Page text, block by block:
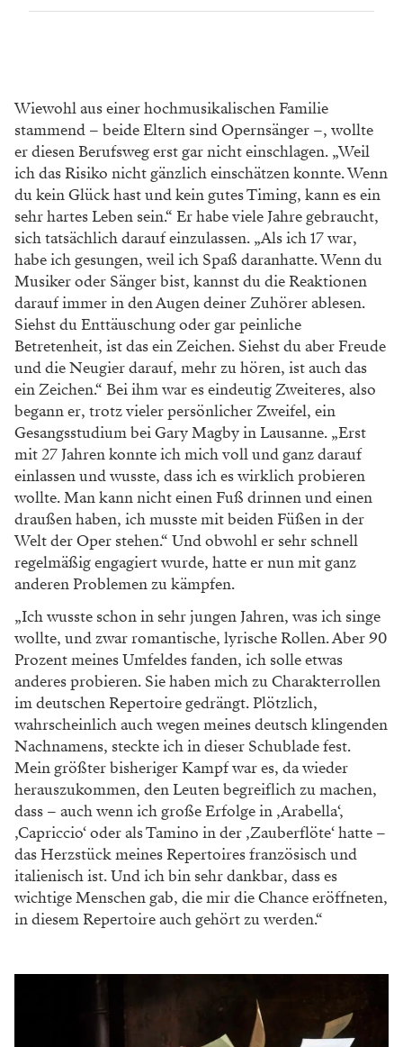
Wiewohl aus einer hochmusikalischen Familie
stammend – beide Eltern sind Opernsänger –, wollte
er diesen Berufsweg erst gar nicht einschlagen. „Weil
ich das Risiko nicht gänzlich einschätzen konnte. Wenn
du kein Glück hast und kein gutes Timing, kann es ein
sehr hartes Leben sein.“ Er habe viele Jahre gebraucht,
sich tatsächlich darauf einzulassen. „Als ich 17 war,
habe ich gesungen, weil ich Spaß daranhatte. Wenn du
Musiker oder Sänger bist, kannst du die Reaktionen
darauf immer in den Augen deiner Zuhörer ablesen.
Siehst du Enttäuschung oder gar peinliche
Betretenheit, ist das ein Zeichen. Siehst du aber Freude
und die Neugier darauf, mehr zu hören, ist auch das
ein Zeichen.“ Bei ihm war es eindeutig Zweiteres, also
begann er, trotz vieler persönlicher Zweifel, ein
Gesangsstudium bei Gary Magby in Lausanne. „Erst
mit 27 Jahren konnte ich mich voll und ganz darauf
einlassen und wusste, dass ich es wirklich probieren
wollte. Man kann nicht einen Fuß drinnen und einen
draußen haben, ich musste mit beiden Füßen in der
Welt der Oper stehen.“ Und obwohl er sehr schnell
regelmäßig engagiert wurde, hatte er nun mit ganz
anderen Problemen zu kämpfen.
„Ich wusste schon in sehr jungen Jahren, was ich singe
wollte, und zwar romantische, lyrische Rollen. Aber 90
Prozent meines Umfeldes fanden, ich solle etwas
anderes probieren. Sie haben mich zu Charakterrollen
im deutschen Repertoire gedrängt. Plötzlich,
wahrscheinlich auch wegen meines deutsch klingenden
Nachnamens, steckte ich in dieser Schublade fest.
Mein größter bisheriger Kampf war es, da wieder
herauszukommen, den Leuten begreiflich zu machen,
dass – auch wenn ich große Erfolge in ‚Arabella‘,
‚Capriccio‘ oder als Tamino in der ‚Zauberflöte‘ hatte –
das Herzstück meines Repertoires französisch und
italienisch ist. Und ich bin sehr dankbar, dass es
wichtige Menschen gab, die mir die Chance eröffneten,
in diesem Repertoire auch gehört zu werden.“